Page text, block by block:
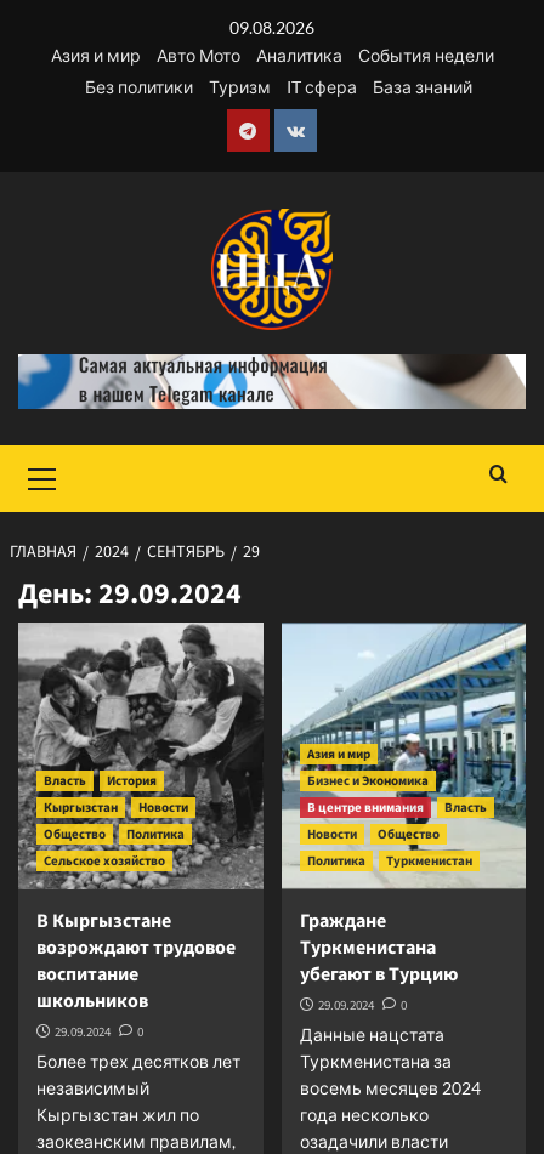
содержимому
09.08.2026
Азия и мир
Авто Мото Аналитика
События недели
Без политики
Туризм IT сфера База знаний
Telegram
VK
меню
ГЛАВНАЯ 2024 СЕНТЯБРЬ 29
День:29.09.2024
Власть
История
Кыргызстан
Новости
Общество
Политика
Сельское хозяйство
В Кыргызстане
возрождают трудовое
воспитание
школьников
29.09.2024 0
Более трех десятков лет
независимый
Кыргызстан жил по
заокеанским правилам,
Азия и мир
Бизнес и Экономика
В центре внимания
Власть
Новости
Общество
Политика
Туркменистан
Граждане
Туркменистана
убегают в Турцию
29.09.2024 0
Данные нацстата
Туркменистана за
восемь месяцев 2024
года несколько
озадачили власти